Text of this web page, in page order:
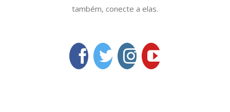
também, conecte a elas.